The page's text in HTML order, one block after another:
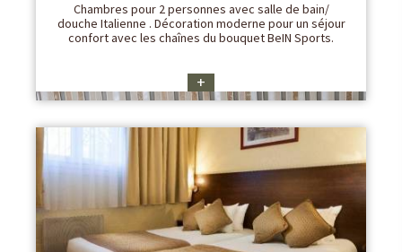
Chambres pour 2 personnes avec salle de bain/
douche Italienne . Décoration moderne pour un séjour
confort avec les chaînes du bouquet BeIN Sports.
+